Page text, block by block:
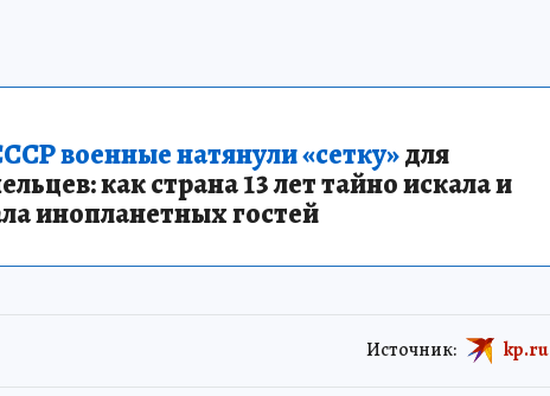
военные натянули «сетку»для
как страна 13 лет тайно искала и
инопланетных гостей
Источник: kp.ru